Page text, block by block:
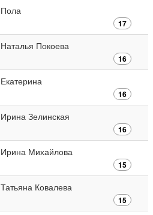
Пола
17
Наталья Покоева
16
Екатерина
16
Ирина Зелинская
16
Ирина Михайлова
15
Татьяна Ковалева
15